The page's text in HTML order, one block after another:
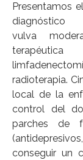
Presentamos
vulva
radioterapia.
local de la
control del
parches de
conseguir un